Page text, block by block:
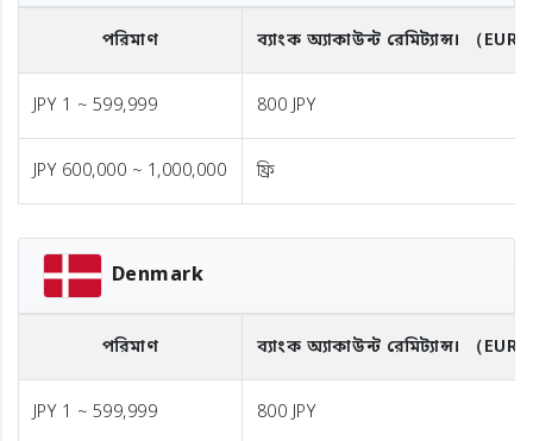
পরিমাণ ব্যাংক অ্যাকাউন্ট রেমিট্যান্স। （EUR
JPY 1 ~ 599,999 800 JPY
JPY 600,000 ~ 1,000,000 ফ্রি
Denmark
পরিমাণ ব্যাংক অ্যাকাউন্ট রেমিট্যান্স। （EUR
JPY 1 ~ 599,999 800 JPY